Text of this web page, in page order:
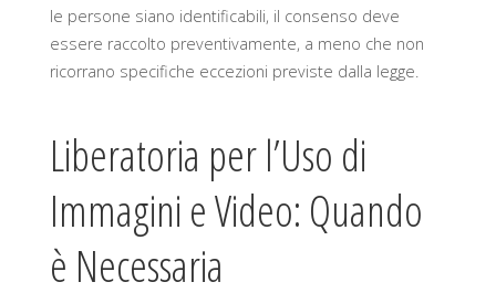
le persone siano identificabili, il consenso deve
essere raccolto preventivamente, a meno che non
ricorrano specifiche eccezioni previste dalla legge.
Liberatoria per l’Uso di
Immagini e Video: Quando
è Necessaria